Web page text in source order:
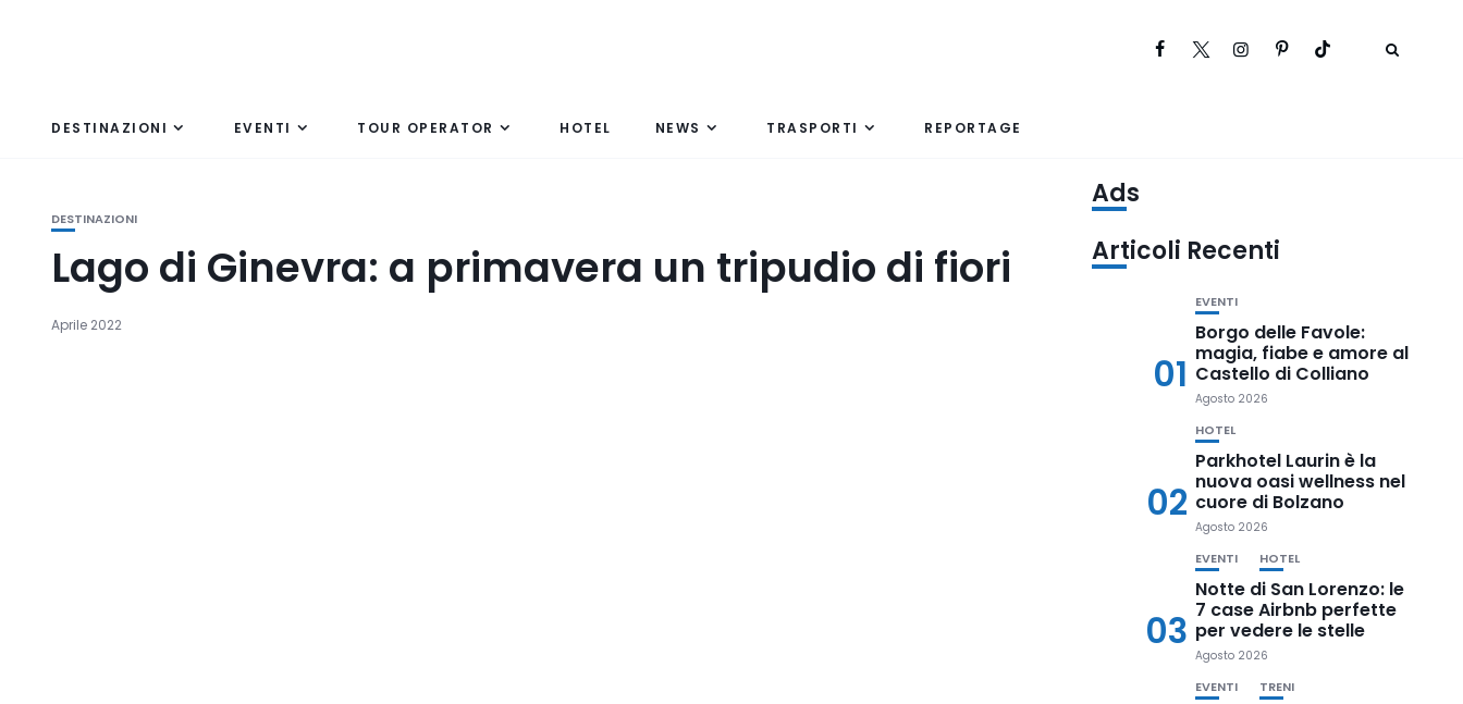
DESTINAZIONI EVENTI TOUR OPERATOR HOTEL NEWS TRASPORTI REPORTAGE
DESTINAZIONI
Lago di Ginevra: a primavera un tripudio di fiori
Aprile 2022
Ads
Articoli Recenti
01
EVENTI
Borgo delle Favole:
magia, fiabe e amore al
Castello di Colliano
Agosto 2026
02
HOTEL
Parkhotel Laurin è la
nuova oasi wellness nel
cuore di Bolzano
Agosto 2026
03
EVENTI HOTEL
Notte di San Lorenzo: le
7 case Airbnb perfette
per vedere le stelle
Agosto 2026
EVENTI TRENI